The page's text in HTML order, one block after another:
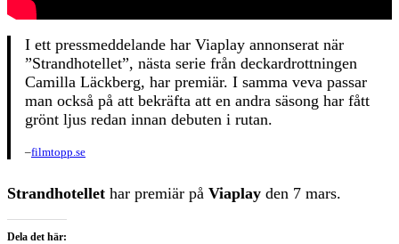
I ett pressmeddelande har Viaplay annonserat när
”Strandhotellet”, nästa serie från deckardrottningen
Camilla Läckberg, har premiär. I samma veva passar
man också på att bekräfta att en andra säsong har fått
grönt ljus redan innan debuten i rutan.
–filmtopp.se
Strandhotellet har premiär på Viaplay den 7 mars.
Dela det här: